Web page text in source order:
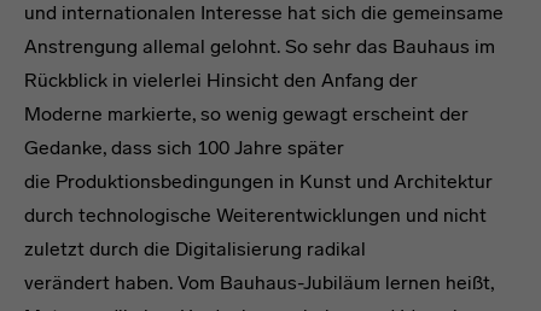
und internationalen Interesse hat sich die gemeinsame
Anstrengung allemal gelohnt. So sehr das Bauhaus im
Rückblick in vielerlei Hinsicht den Anfang der
Moderne markierte, so wenig gewagt erscheint der
Gedanke, dass sich 100 Jahre später
die Produktionsbedingungen in Kunst und Architektur
durch technologische Weiterentwicklungen und nicht
zuletzt durch die Digitalisierung radikal
verändert haben. Vom Bauhaus-Jubiläum lernen heißt,